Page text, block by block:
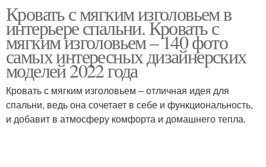
Велюровая кровать
Кровать с мягким изголовьем в
интерьере спальни. Кровать с
мягким изголовьем – 140 фото
самых интересных дизайнерских
моделей 2022 года
Кровать с мягким изголовьем – отличная идея для
спальни, ведь она сочетает в себе и функциональность,
и добавит в атмосферу комфорта и домашнего тепла.